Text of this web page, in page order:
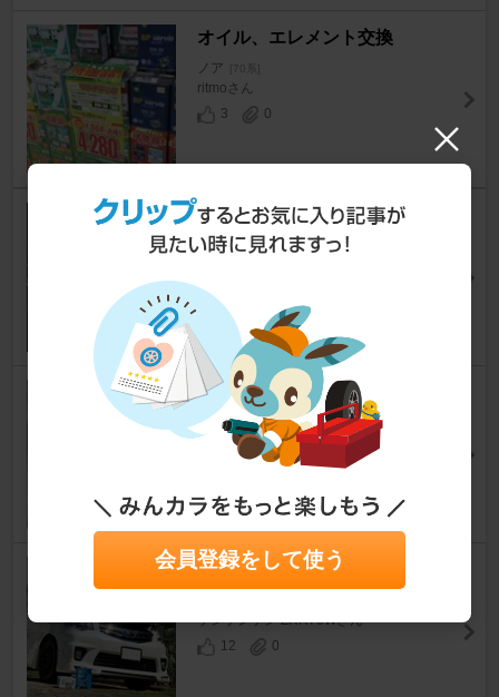
オイル、エレメント交換
ノア [70系]
ritmoさん
3
0
エンジンオイル交換（3回目）
ノア [70系]
オイル+フィルター交換
ノア [70系]
BlackMARCHさん
オイル交換
ケンケンケン ZRR70Wさん
12
0
会員登録をして使う